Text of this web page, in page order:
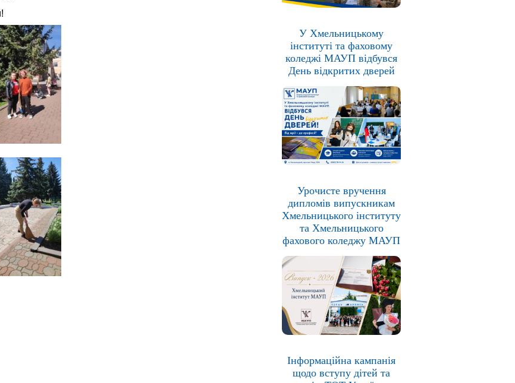
У Хмельницькому
інституті та фаховому
коледжі МАУП відбувся
День відкритих дверей
Урочисте вручення
дипломів випускникам
Хмельницького інституту
та Хмельницького
фахового коледжу МАУП
Інформаційна кампанія
щодо вступу дітей та